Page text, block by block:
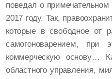
поведал о
2017 году. Так,
которые в свободное от
самогоноварением, при
коммерческую основу…
областного управления,